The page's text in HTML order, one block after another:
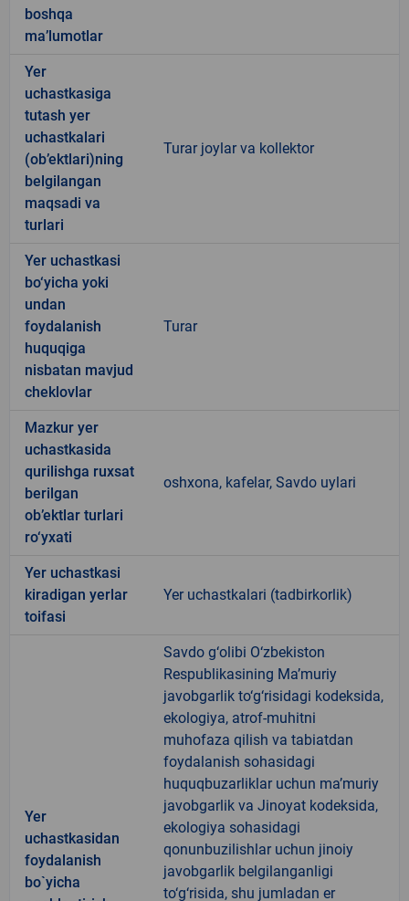
boshqa
ma’lumotlar
Yer
uchastkasiga
tutash yer
uchastkalari
(ob’ektlari)ning
belgilangan
maqsadi va
turlari
Turar joylar va kollektor
Yer uchastkasi
bo‘yicha yoki
undan
foydalanish
huquqiga
nisbatan mavjud
cheklovlar
Turar
Mazkur yer
uchastkasida
qurilishga ruxsat
berilgan
ob’ektlar turlari
ro‘yxati
oshxona, kafelar, Savdo uylari
Yer uchastkasi
kiradigan yerlar
toifasi
Yer uchastkalari (tadbirkorlik)
Yer
uchastkasidan
foydalanish
bo`yicha
Savdo g‘olibi O‘zbekiston
Respublikasining Ma’muriy
javobgarlik to‘g‘risidagi kodeksida,
ekologiya, atrof-muhitni
muhofaza qilish va tabiatdan
foydalanish sohasidagi
huquqbuzarliklar uchun ma’muriy
javobgarlik va Jinoyat kodeksida,
ekologiya sohasidagi
qonunbuzilishlar uchun jinoiy
javobgarlik belgilanganligi
to‘g‘risida, shu jumladan er